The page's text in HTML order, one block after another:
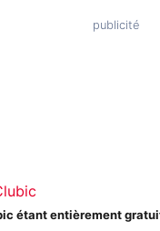
étant entièrement